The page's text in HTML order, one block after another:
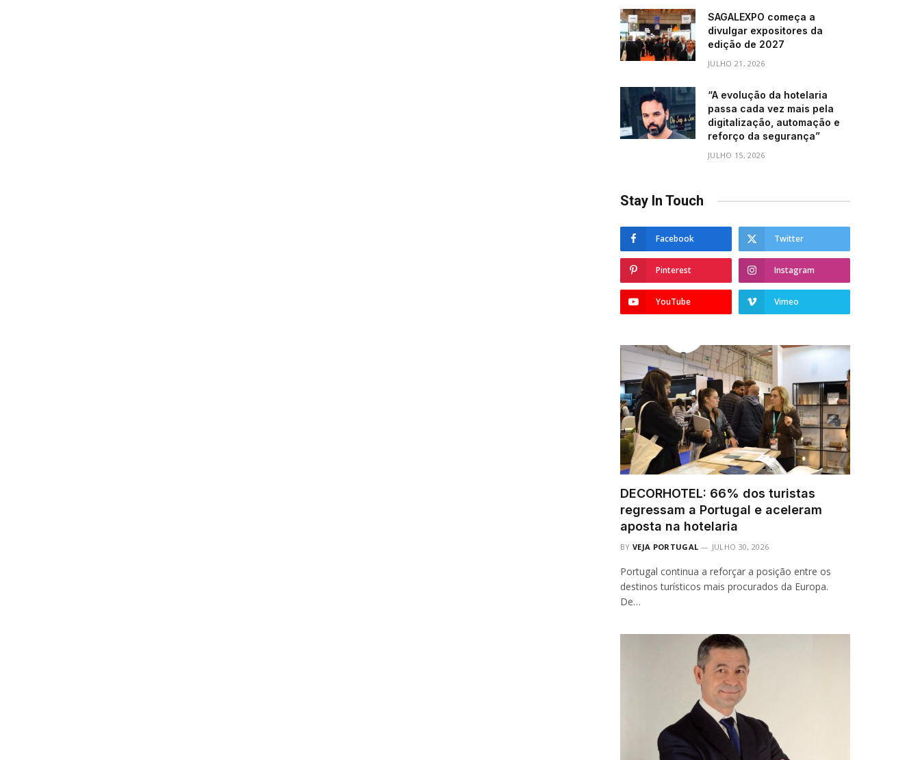
SAGALEXPO começa a
divulgar expositores da
edição de 2027
JULHO 21, 2026
“A evolução da hotelaria
passa cada vez mais pela
digitalização, automação e
reforço da segurança”
JULHO 15, 2026
Stay In Touch
Facebook Twitter
Pinterest Instagram
YouTube Vimeo
DECORHOTEL: 66% dos turistas
regressam a Portugal e aceleram
aposta na hotelaria
BY VEJA PORTUGAL JULHO 30, 2026
Portugal continua a reforçar a posição entre os
destinos turísticos mais procurados da Europa.
De…